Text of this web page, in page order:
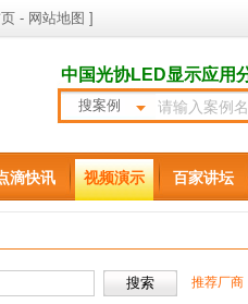
- 网站地图 ]
中国光协LED显示应用
搜案例
滴快讯 视频演示 百家讲坛
推荐厂商